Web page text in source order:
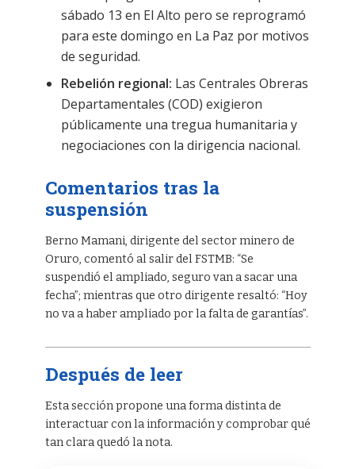
sábado 13 en El Alto pero se reprogramó
para este domingo en La Paz por motivos
de seguridad.
Rebelión regional: Las Centrales Obreras
Departamentales (COD) exigieron
públicamente una tregua humanitaria y
negociaciones con la dirigencia nacional.
Comentarios tras la
suspensión
Berno Mamani, dirigente del sector minero de
Oruro, comentó al salir del FSTMB: “Se
suspendió el ampliado, seguro van a sacar una
fecha”; mientras que otro dirigente resaltó: “Hoy
no va a haber ampliado por la falta de garantías”.
Después de leer
Esta sección propone una forma distinta de
interactuar con la información y comprobar qué
tan clara quedó la nota.